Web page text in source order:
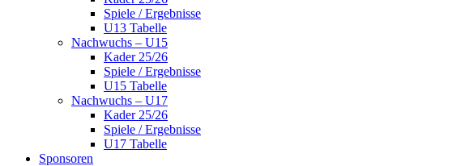
Spiele / Ergebnisse
U13 Tabelle
Nachwuchs – U15
Kader 25/26
Spiele / Ergebnisse
U15 Tabelle
Nachwuchs – U17
Kader 25/26
Spiele / Ergebnisse
U17 Tabelle
Sponsoren